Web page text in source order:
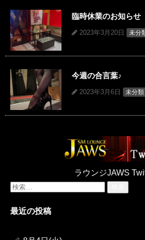
臨時休業のお知らせ
2023年3月20日 未分
今週の合言葉♪
2023年3月6日 未分類
ラウンジJAWS
検
最近の投稿